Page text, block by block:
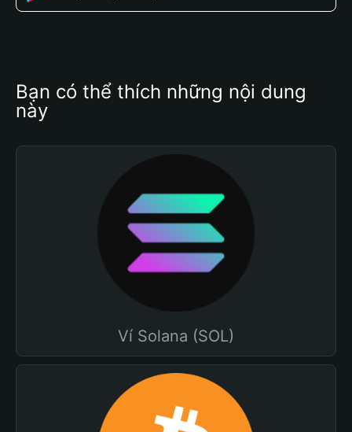
Bạn có thể thích những nội dung
này
Ví Solana (SOL)